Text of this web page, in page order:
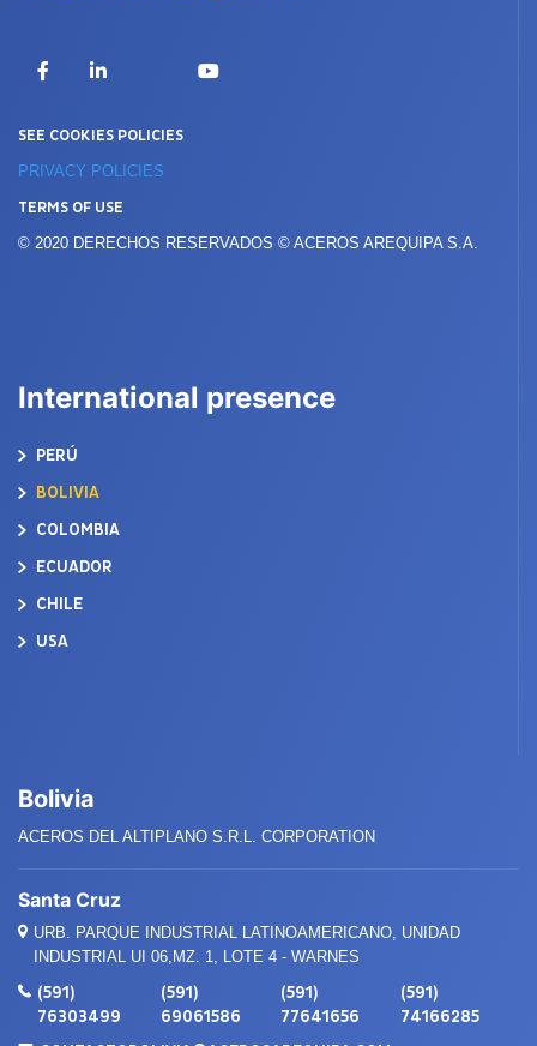
FacebookLinkedIn YouTube
SEE COOKIES POLICIES
PRIVACY POLICIES
TERMS OF USE
© 2020 DERECHOS RESERVADOS © ACEROS AREQUIPA S.A.
International presence
PERÚ
BOLIVIA
COLOMBIA
ECUADOR
CHILE
USA
Bolivia
ACEROS DEL ALTIPLANO S.R.L. CORPORATION
Santa Cruz
URB. PARQUE INDUSTRIAL LATINOAMERICANO, UNIDAD
INDUSTRIAL UI 06,MZ. 1, LOTE 4 - WARNES
(591)
76303499
(591)
69061586
(591)
77641656
(591)
74166285